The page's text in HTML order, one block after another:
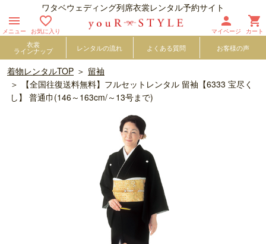
ワタベウェディング列席衣裳レンタル予約サイト

メニュー

お気に入り

マイページ

カート
衣裳
ラインナップ レンタルの流れ よくある質問 お客様の声
着物レンタルTOP
留袖
【全国往復送料無料】フルセットレンタル 留袖【6333 宝尽く
し】 普通巾(146～163cm/～13号まで)